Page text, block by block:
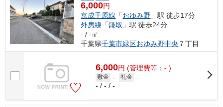
6,000円
京成千原線 「おゆみ野 」駅 徒歩17分
外房線 「鎌取 」駅 徒歩24分
- / -㎡
千葉県千葉市緑区おゆみ野中央 ７丁目
6,000円 (管理費等：- )
敷金 - 礼金 -
- / - / -